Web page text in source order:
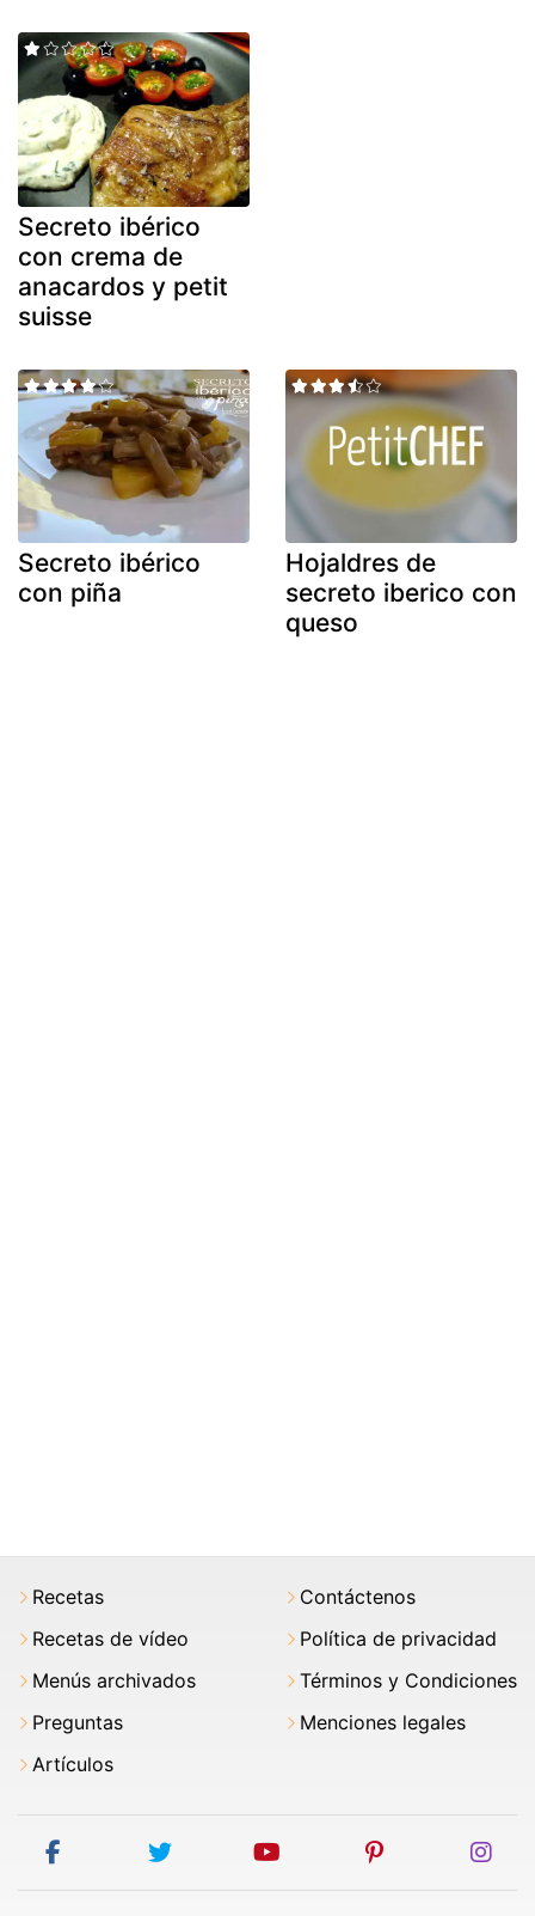
Secreto ibérico
con crema de
anacardos y petit
suisse
Secreto ibérico
con piña
Hojaldres de
secreto iberico con
queso
Recetas
Recetas de vídeo
Menús archivados
Preguntas
Artículos
Contáctenos
Política de privacidad
Términos y Condiciones
Menciones legales
facebook twitter youtube pinterest